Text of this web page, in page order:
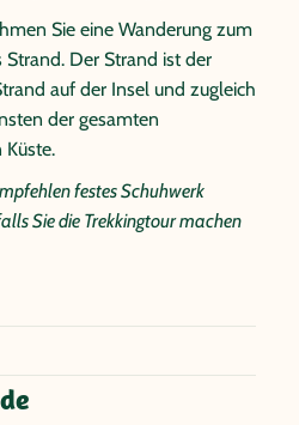
Sie eine Wanderung zum
Strand. Der Strand ist der
auf der Insel und zugleich
der gesamten
Küste.
festes Schuhwerk
Sie die Trekkingtour machen